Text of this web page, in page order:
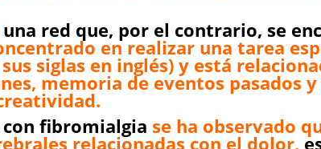
una red que, por el contrario, se
en realizar una tarea
siglas en inglés) y está
memoria de eventos
con fibromialgia se ha observado
relacionadas con el dolor,